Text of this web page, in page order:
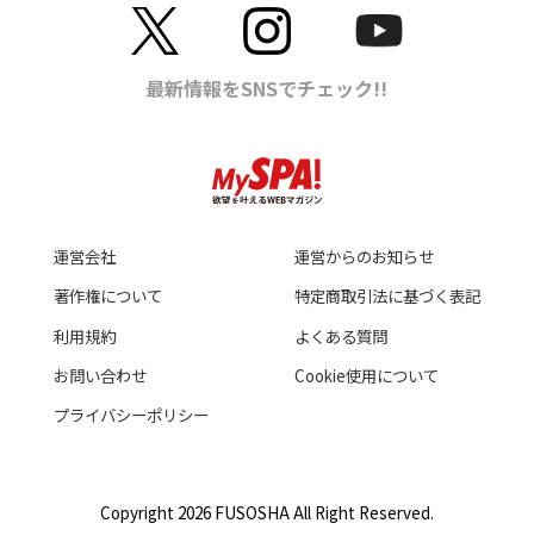
運営会社
運営からのお知らせ
著作権について
特定商取引法に基づく表記
利用規約
よくある質問
お問い合わせ
Cookie使用について
プライバシーポリシー
Copyright 2026 FUSOSHA All Right Reserved.